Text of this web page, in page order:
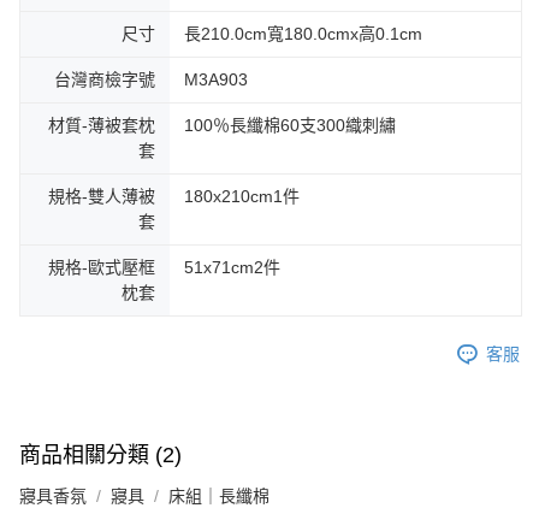
尺寸 長210.0cm寬180.0cmx高0.1cm
台灣商檢字號 M3A903
材質-薄被套枕
套
100％長纖棉60支300織刺繡
規格-雙人薄被
套
180x210cm1件
規格-歐式壓框
枕套
51x71cm2件
客服
商品相關分類 (2)
寢具香氛 寢具 床組｜長纖棉